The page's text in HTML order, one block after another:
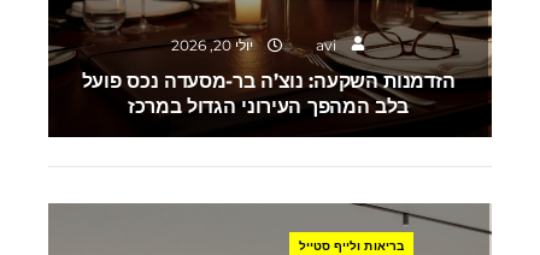
avi יולי 20, 2026
הזדמנות השקעה: נוצ’ה בר-מסעדה נכס פועל
בלב המהפך העירוני הגדול במרכז
בריאות ולייף סטייל